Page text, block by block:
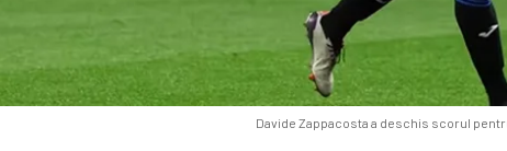
Davide Zappacosta a deschis scorul